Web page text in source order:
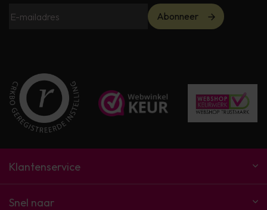
Abonneer
Klantenservice
Snel naar